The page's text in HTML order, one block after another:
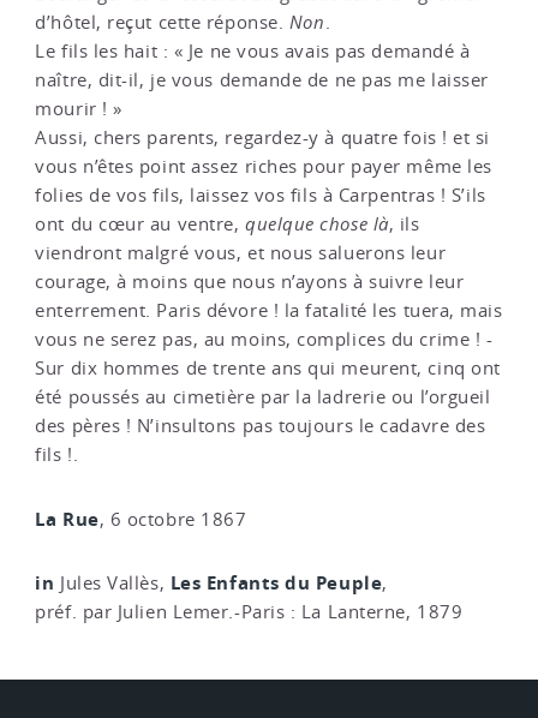
d’hôtel, reçut cette réponse. Non.
Le fils les hait : « Je ne vous avais pas demandé à
naître, dit-il, je vous demande de ne pas me laisser
mourir ! »
Aussi, chers parents, regardez-y à quatre fois ! et si
vous n’êtes point assez riches pour payer même les
folies de vos fils, laissez vos fils à Carpentras ! S’ils
ont du cœur au ventre, quelque chose là, ils
viendront malgré vous, et nous saluerons leur
courage, à moins que nous n’ayons à suivre leur
enterrement. Paris dévore ! la fatalité les tuera, mais
vous ne serez pas, au moins, complices du crime ! -
Sur dix hommes de trente ans qui meurent, cinq ont
été poussés au cimetière par la ladrerie ou l’orgueil
des pères ! N’insultons pas toujours le cadavre des
fils !.
La Rue, 6 octobre 1867
in Jules Vallès, Les Enfants du Peuple,
préf. par Julien Lemer.-Paris : La Lanterne, 1879